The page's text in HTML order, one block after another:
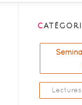
Lectures